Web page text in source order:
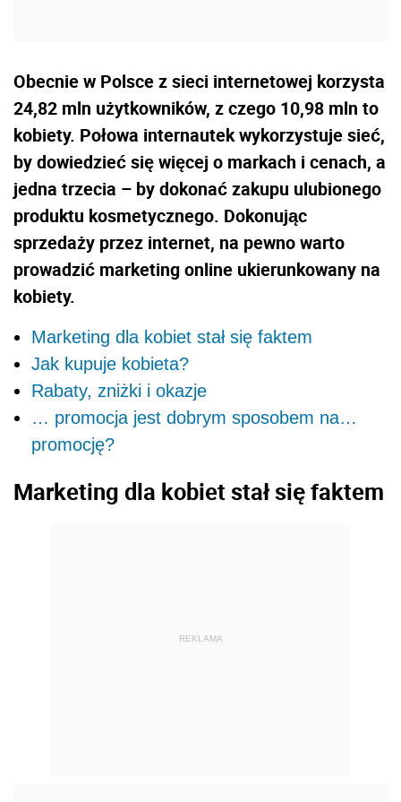
Obecnie w Polsce z sieci internetowej korzysta
24,82 mln użytkowników, z czego 10,98 mln to
kobiety. Połowa internautek wykorzystuje sieć,
by dowiedzieć się więcej o markach i cenach, a
jedna trzecia – by dokonać zakupu ulubionego
produktu kosmetycznego. Dokonując
sprzedaży przez internet, na pewno warto
prowadzić marketing online ukierunkowany na
kobiety.
Marketing dla kobiet stał się faktem
Jak kupuje kobieta?
Rabaty, zniżki i okazje
… promocja jest dobrym sposobem na…
promocję?
Marketing dla kobiet stał się faktem
REKLAMA